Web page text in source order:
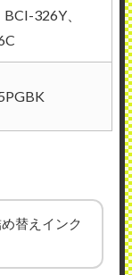
326Y、
替えインク